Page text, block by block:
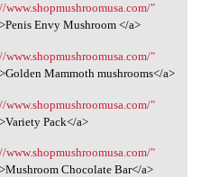
www.shopmushroomusa.com/"
Envy Mushroom </a>
www.shopmushroomusa.com/"
Mammoth mushrooms</a>
www.shopmushroomusa.com/"
Pack</a>
www.shopmushroomusa.com/"
Chocolate Bar</a>